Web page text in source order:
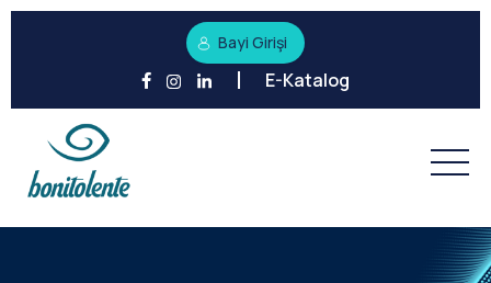
Bayi Girişi
E-Katalog